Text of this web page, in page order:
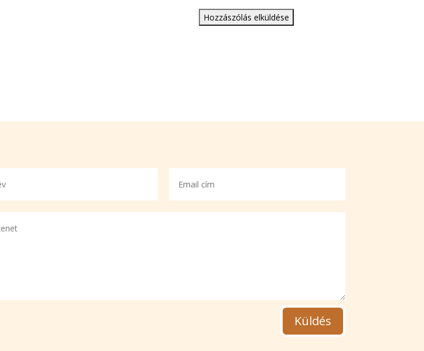
Hozzászólás elküldése
Küldés